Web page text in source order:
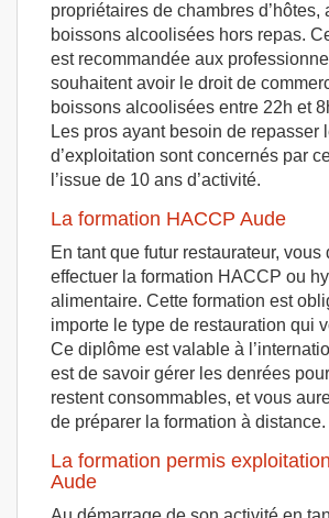
propriétaires de chambres d’hôtes,
boissons alcoolisées hors repas.
est recommandée aux
souhaitent avoir le droit de
boissons alcoolisées entre 22h et
Les pros ayant besoin de repasser
d’exploitation sont concernés par
l’issue de 10 ans d’activité.
La formation HACCP Aude
En tant que futur restaurateur, vous
effectuer la formation HACCP ou
alimentaire. Cette formation est
importe le type de restauration qui
Ce diplôme est valable à
est de savoir gérer les denrées
restent consommables, et vous
de préparer la formation à distance.
La formation permis
Aude